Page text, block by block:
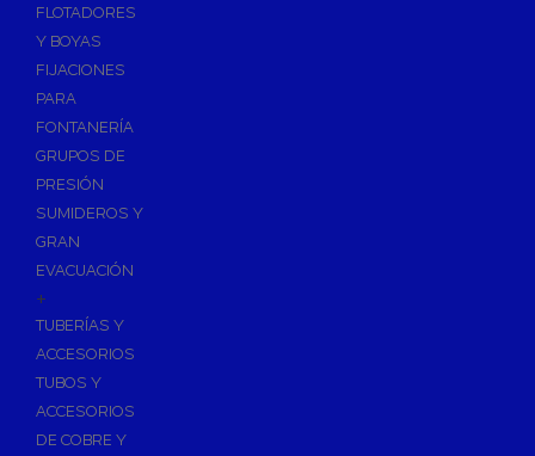
FLOTADORES
Y BOYAS
FIJACIONES
PARA
FONTANERÍA
GRUPOS DE
PRESIÓN
SUMIDEROS Y
GRAN
EVACUACIÓN
+
TUBERÍAS Y
ACCESORIOS
TUBOS Y
ACCESORIOS
DE COBRE Y